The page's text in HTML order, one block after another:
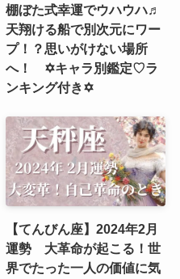
棚ぼた式幸運でウハウハ♬
天翔ける船で別次元にワー
プ！？思いがけない場所
へ！ ✡️キャラ別鑑定♡ラ
ンキング付き✡️
【てんびん座】2024年2月
運勢 大革命が起こる！世
界でたった一人の価値に気